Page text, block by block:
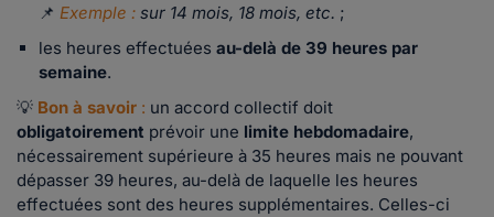
📌 Exemple : sur 14 mois, 18 mois, etc. ;
les heures effectuées au-delà de 39 heures par
semaine.
💡 Bon à savoir : un accord collectif doit
obligatoirement prévoir une limite hebdomadaire,
nécessairement supérieure à 35 heures mais ne pouvant
dépasser 39 heures, au-delà de laquelle les heures
effectuées sont des heures supplémentaires. Celles-ci